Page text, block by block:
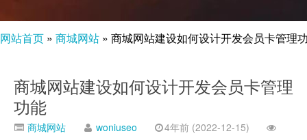
网站首页 » 商城网站 » 商城网站建设如何设计开发会员卡管理
商城网站建设如何设计开发会员卡管理
功能
商城网站 woniuseo
4年前 (2022-12-15)